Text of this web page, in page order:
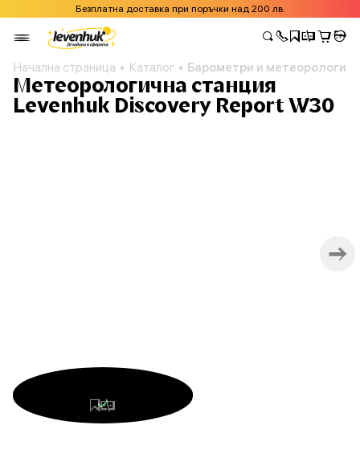
Безплатна доставка при поръчки над 200 лв.
Начална страница Каталог Барометри и
Метеорологична станция
Levenhuk Discovery Report W30